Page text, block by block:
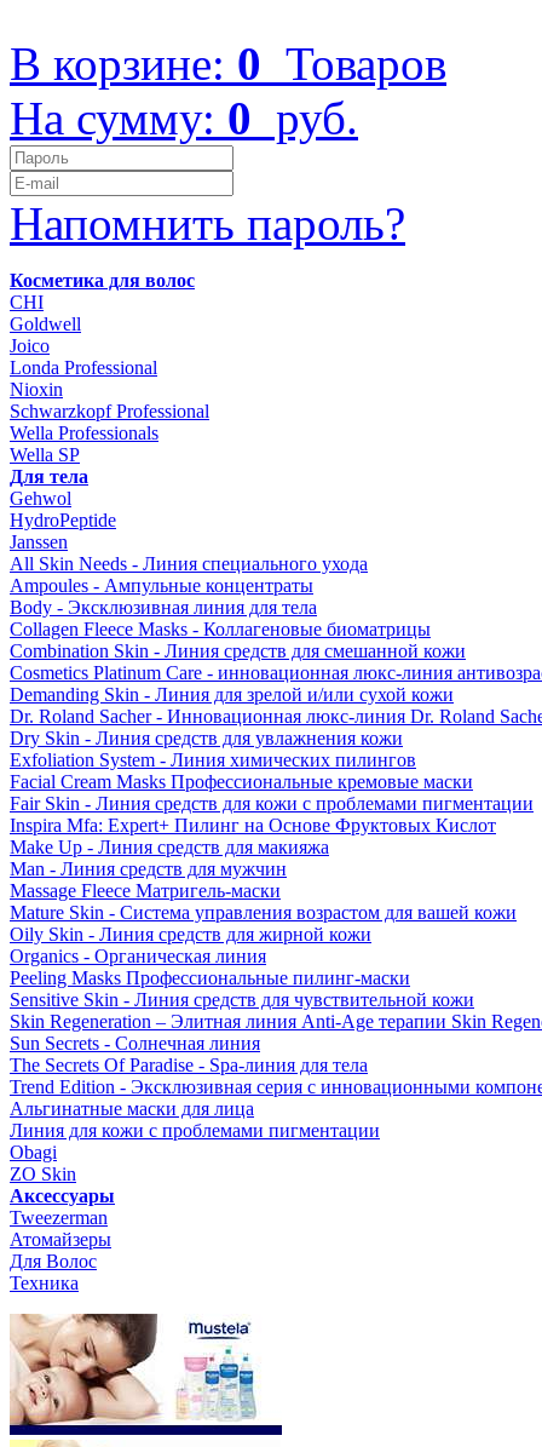
В корзине: 0 Товаров
На сумму: 0 руб.
Напомнить пароль?
Косметика для волос
CHI
Goldwell
Joico
Londa Professional
Nioxin
Schwarzkopf Professional
Wella Professionals
Wella SP
Для тела
Gehwol
HydroPeptide
Janssen
All Skin Needs - Линия специального ухода
Ampoules - Ампульные концентраты
Body - Эксклюзивная линия для тела
Collagen Fleece Masks - Коллагеновые биоматрицы
Combination Skin - Линия средств для смешанной кожи
Cosmetics Platinum Care - инновационная люкс-линия
Demanding Skin - Линия для зрелой и/или сухой кожи
Dr. Roland Sacher - Инновационная люкс-линия Dr. Roland
Dry Skin - Линия средств для увлажнения кожи
Exfoliation System - Линия химических пилингов
Facial Cream Masks Профессиональные кремовые маски
Fair Skin - Линия средств для кожи с проблемами пигментации
Inspira Mfa: Expert+ Пилинг на Основе Фруктовых Кислот
Make Up - Линия средств для макияжа
Man - Линия средств для мужчин
Massage Fleece Матригель-маски
Mature Skin - Система управления возрастом для вашей кожи
Oily Skin - Линия средств для жирной кожи
Organics - Органическая линия
Peeling Masks Профессиональные пилинг-маски
Sensitive Skin - Линия средств для чувствительной кожи
Skin Regeneration – Элитная линия Anti-Age терапии Skin
Sun Secrets - Солнечная линия
The Secrets Of Paradise - Spa-линия для тела
Trend Edition - Эксклюзивная серия с инновационными
Альгинатные маски для лица
Линия для кожи с проблемами пигментации
Obagi
ZO Skin
Aксессуары
Tweezerman
Атомайзеры
Для Волос
Техника